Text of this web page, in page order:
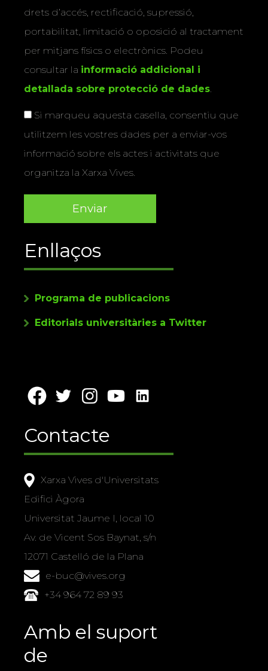
drets d’accés, rectificació, supressió,
portabilitat, limitació o oposició al tractament
per mitjans físics o electrònics. Podeu
consultar la informació addicional i
detallada sobre protecció de dades
Si marqueu aquesta casella, consentiu que
utilitzem les vostres dades per a enviar-vos
informació sobre els actes i activitats que
organitza la Xarxa Vives.
Enllaços
Programa de publicacions
Editorials universitàries a Twitter
Contacte
Xarxa Vives d'Universitats
Edifici Àgora
Universitat Jaume I, local 10
Av. de Vicent Sos Baynat, s/n
12071 Castelló de la Plana
e-buc@vives.org
+34 964 72 89 93
Amb el suport
de